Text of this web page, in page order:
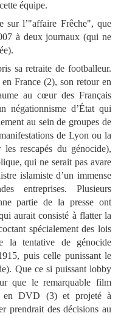
équipe.
sur l’"affaire Frêche", que
à deux journaux (qui ne
sa retraite de footballeur.
France (2), son retour en
au cœur des Français
négationnisme d’État qui
au sein de groupes de
de Lyon ou la
rescapés du génocide),
, qui ne serait pas avare
islamiste d’un immense
entreprises. Plusieurs
partie de la presse ont
aurait consisté à flatter la
spécialement des lois
la tentative de génocide
puis celle punissant le
Que ce si puissant lobby
que le remarquable film
DVD (3) et projeté à
prendrait des décisions au